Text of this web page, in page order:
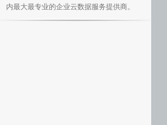
内最大最专业的企业云数据服务提供商。